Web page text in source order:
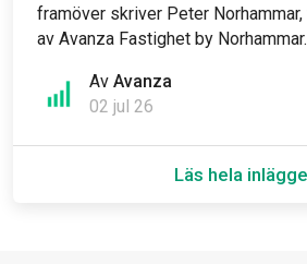
Av Avanza
02 jul 26
framöver skriver Peter
av Avanza Fastighet by Norhammar.
Läs hela